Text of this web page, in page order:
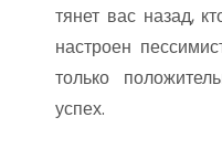
тянет вас назад,
настроен
только
успех.